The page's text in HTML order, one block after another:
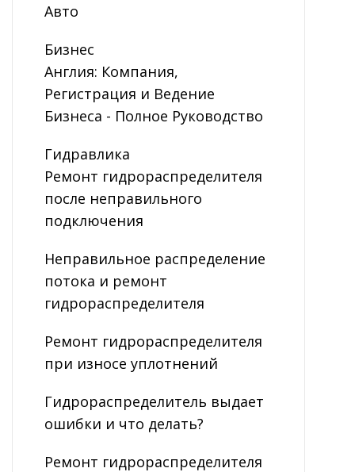
Авто
Бизнес
Англия: Компания,
Регистрация и Ведение
Бизнеса - Полное Руководство
Гидравлика
Ремонт гидрораспределителя
после неправильного
подключения
Неправильное распределение
потока и ремонт
гидрораспределителя
Ремонт гидрораспределителя
при износе уплотнений
Гидрораспределитель выдает
ошибки и что делать?
Ремонт гидрораспределителя